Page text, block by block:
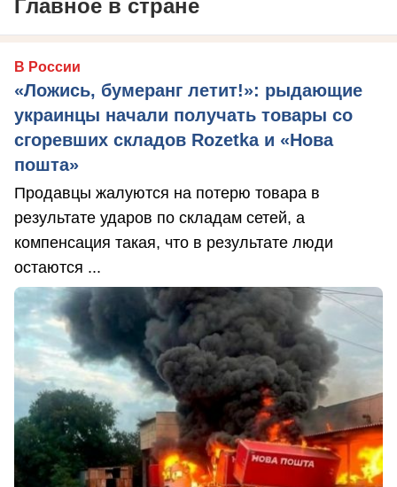
Главное в стране
В России
«Ложись, бумеранг летит!»: рыдающие
украинцы начали получать товары со
сгоревших складов Rozetka и «Нова
пошта»
Продавцы жалуются на потерю товара в
результате ударов по складам сетей, а
компенсация такая, что в результате люди
остаются ...